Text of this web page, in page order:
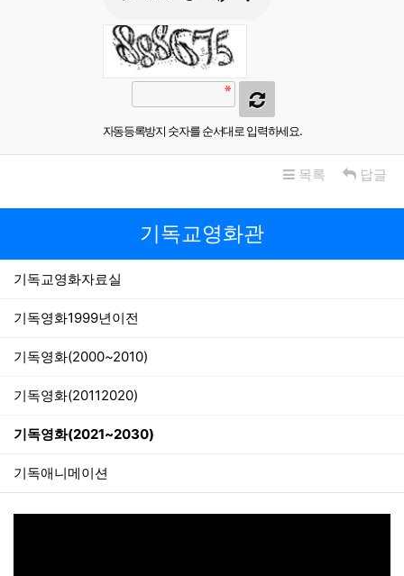
자동등록방지 숫자를 순서대로 입력하세요.
목록 답글
기독교영화관
기독교영화자료실
기독영화1999년이전
기독영화(2000~2010)
기독영화(20112020)
기독영화(2021~2030)
기독애니메이션